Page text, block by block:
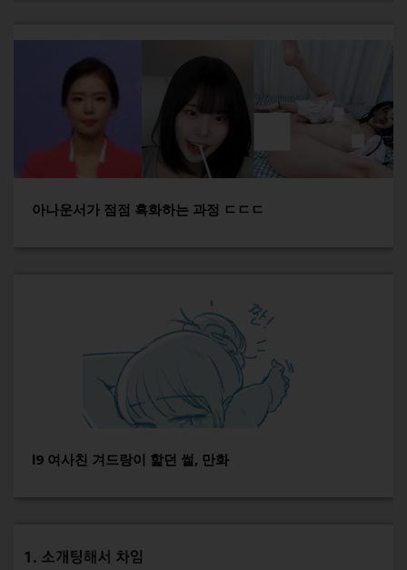
아나운서가 점점 흑화하는 과정 ㄷㄷㄷ
l9 여사친 겨드랑이 핥던 썰, 만화